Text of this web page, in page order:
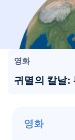
영화
귀멸의 칼날:
영화